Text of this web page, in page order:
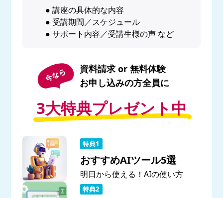
● 講座の具体的な内容
● 受講期間／スケジュール
● サポート内容／受講生様の声 など
資料請求 or 無料体験
お申し込みの方全員に
3大特典プレゼント中
おすすめAIツール5選
明日から使える！AIの使い方